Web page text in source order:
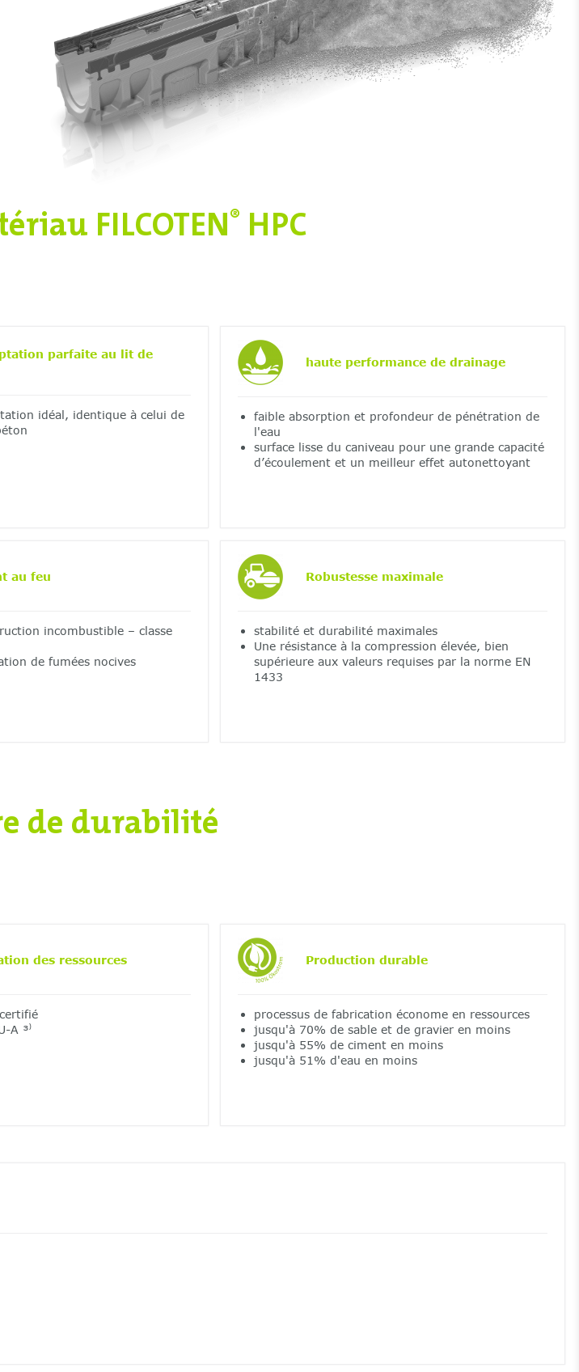
FILCOTEN® HPC
parfaite au lit de
idéal, identique à celui de
haute performance de drainage
faible absorption et profondeur de pénétration de
l'eau
surface lisse du caniveau pour une grande capacité
d’écoulement et un meilleur effet autonettoyant
au feu
incombustible – classe
de fumées nocives
Robustesse maximale
stabilité et durabilité maximales
Une résistance à la compression élevée, bien
supérieure aux valeurs requises par la norme EN
1433
de durabilité
des ressources
A ³⁾
Production durable
processus de fabrication économe en ressources
jusqu'à 70% de sable et de gravier en moins
jusqu'à 55% de ciment en moins
jusqu'à 51% d'eau en moins